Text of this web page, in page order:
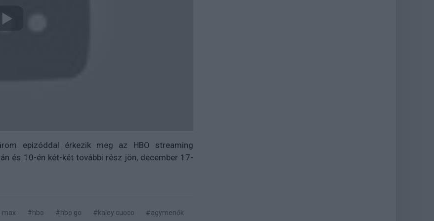
epizóddal érkezik meg az HBO streaming
és 10-én két-két további rész jön, december 17-
max #hbo #hbo go #kaley cuoco #agymenők